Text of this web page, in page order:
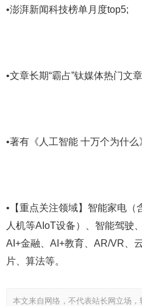
•澎湃新闻科技榜单月度top5;
•文章长期“霸占”钛媒体热门文
•著有《人工智能 十万个为什么
•【重点关注领域】智能家电（
人机等AIoT设备）、智能驾驶
AI+金融、AI+教育、AR/VR、
片、算法等。
本文来自网络，不代表站长网立场，